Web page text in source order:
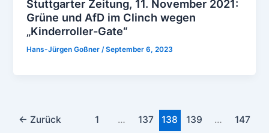
Stuttgarter Zeitung, 11. November 2021:
Grüne und AfD im Clinch wegen
„Kinderroller-Gate“
Hans-Jürgen Goßner/September 6, 2023
← Zurück 1 … 137 138 139 …
147